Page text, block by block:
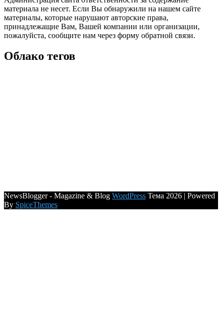
материала не несет. Если Вы обнаружили на нашем сайте
материалы, которые нарушают авторские права,
принадлежащие Вам, Вашей компании или организации,
пожалуйста, сообщите нам через форму обратной связи.
Облако тегов
NewsBlogger - Magazine & Blog WordPress Тема 2026 | Powered
By SpiceThemes